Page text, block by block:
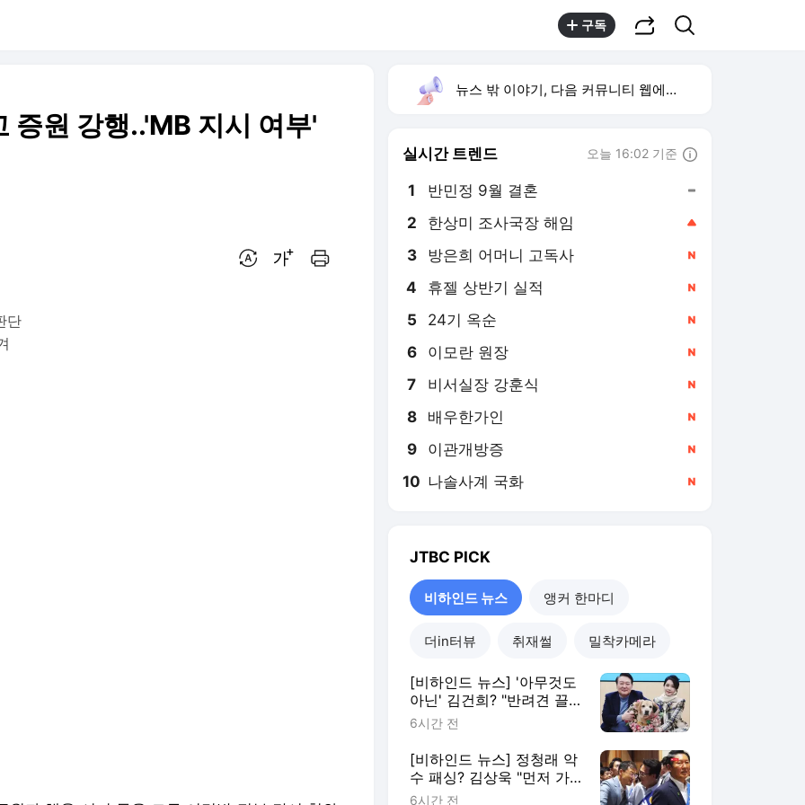
구독
증원 강행..'MB 지시 여부'
단
뉴스 밖 이야기, 다음 커뮤니티 웹에서 보기
실시간 트렌드 오늘 16:02 기준
1 반민정 9월 결혼
2 한상미 조사국장 해임
3 방은희 어머니 고독사
4 휴젤 상반기 실적
5 24기 옥순
6 이모란 원장
7 비서실장 강훈식
8 배우한가인
9 이관개방증
10 나솔사계 국화
JTBC PICK
비하인드 뉴스 앵커 한마디
더in터뷰 취재썰 밀착카메라
[비하인드 뉴스] '아무것도
아닌' 김건희? "반려견 끌
고가 공사 지시"
6시간 전
[비하인드 뉴스] 정청래 악
수 패싱? 김상욱 "먼저 가
서 인사한 게 팩트"
6시간 전